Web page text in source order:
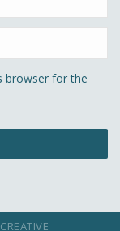
browser for the